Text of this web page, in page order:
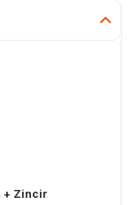
+ Zincir